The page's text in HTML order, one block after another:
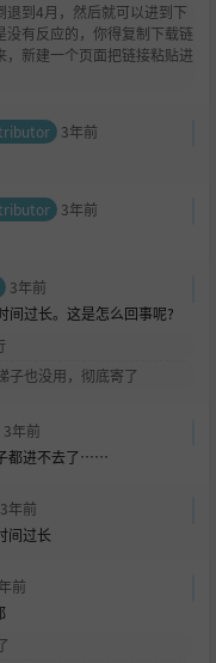
退到4月，然后就可以进到下
没有反应的，你得复制下载链
，新建一个页面把链接粘贴进
3年前
3年前
3年前
过长。这是怎么回事呢?
子也没用，彻底寄了
3年前
都进不去了……
3年前
间过长
前